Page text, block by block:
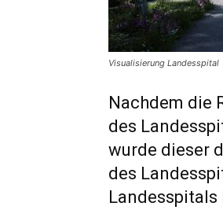
Visualisierung Landesspital
Nachdem die
des
wurde dieser
des